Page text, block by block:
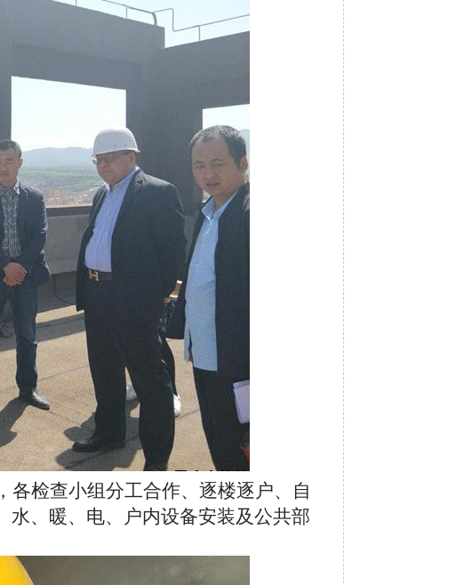
各检查小组分工合作、逐楼逐户、自
水、暖、电、户内设备安装及公共部